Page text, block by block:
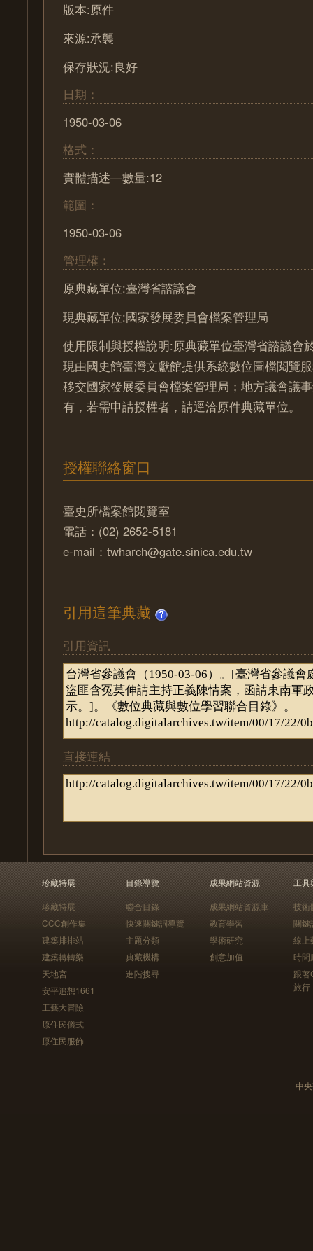
版本:原件
來源:承襲
保存狀況:良好
日期：
1950-03-06
格式：
實體描述—數量:12
範圍：
1950-03-06
管理權：
原典藏單位:臺灣省諮議會
現典藏單位:國家發展委員會檔案管理局
使用限制與授權說明:原典藏單位臺灣省諮議會
現由國史館臺灣文獻館提供系統數位圖檔閱覽
移交國家發展委員會檔案管理局；地方議會議
有，若需申請授權者，請逕洽原件典藏單位。
授權聯絡窗口
臺史所檔案館閱覽室
電話：(02) 2652-5181
e-mail：twharch@gate.sinica.edu.tw
引用這筆典藏
引用資訊
直接連結
珍藏特展
珍藏特展
CCC創作集
建築排排站
建築轉轉樂
天地宮
安平追想1661
工藝大冒險
原住民儀式
原住民服飾
目錄導覽
聯合目錄
快速關鍵詞導覽
主題分類
典藏機構
進階搜尋
成果網站資源
成果網站資源庫
教育學習
學術研究
創意加值
工具
技術
關鍵
線上
時間
跟
旅行
中